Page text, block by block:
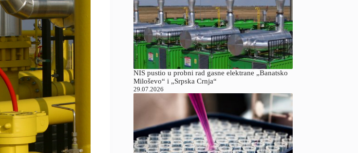
NIS pustio u probni rad gasne elektrane „Banatsko
Miloševo“ i „Srpska Crnja“
29.07.2026